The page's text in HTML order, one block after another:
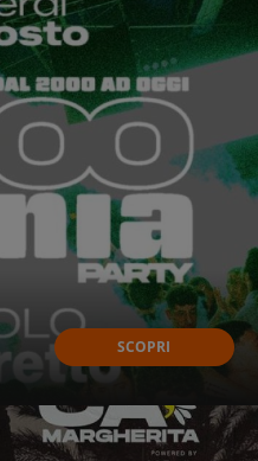
SCOPRI